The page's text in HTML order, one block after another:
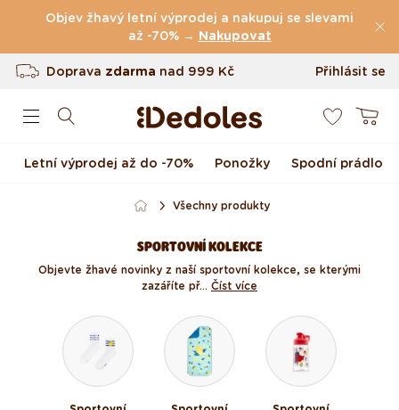
Přejít k obsahu
Objev žhavý letní výprodej a nakupuj se slevami
až -70% → Nakupovat
(49.079 Recenze)
Doprava zdarma nad 999 Kč
Vrácení až do 100 dnů
Přihlásit se
Košík
Letní výprodej až do -70% Ponožky Spodní prádlo
Všechny produkty
SPORTOVNÍ KOLEKCE
Objevte žhavé novinky z naší sportovní kolekce, se kterými
zazáříte př... Číst více